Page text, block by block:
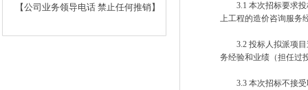
【公司业务领导电话 禁止任何推销】
3.1 本次招标要求投
上工程的造价咨询服务
3.2 投标人拟派项目
务经验和业绩（担任过
3.3 本次招标不接受